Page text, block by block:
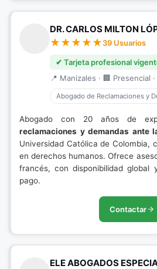
DR. CARLOS MILTON
39 Usuarios
✔ Tarjeta profesional
📍 Manizales · 🏢 Presencial
Abogado de Reclamaciones y
Abogado con 20 años de
reclamaciones y demandas ante
Universidad Católica de Colombia,
en derechos humanos. Ofrece
francés, con disponibilidad global
pago.
Contactar
ELE ABOGADOS